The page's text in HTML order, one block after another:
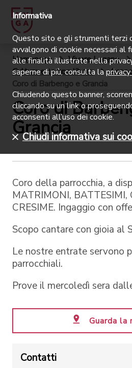
Homepage
Vivere Lugano
Cultura e tempo libero
Coro di Barbengo e Grancia
Coro di
Grancia
Coro della parrocchia, a
MATRIMONI, BATTESIMI,
CRESIME. Ingaggio con
Scopo cantare con gioia al
Le nostre entrate servono
parrocchiali.
Prove il mercoledì sera
Guarda la
Contatti
Informativa
Questo sito e gli strumenti terzi
avvalgono di cookie necessari al
alle finalità illustrate nella
saperne di più, consulta la
Chiudendo questo banner,
cliccando su un link o
acconsenti all’uso dei cookie.
Chiudi informativa sui